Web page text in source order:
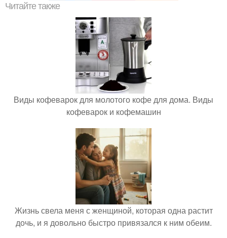
Читайте также
Виды кофеварок для молотого кофе для дома. Виды
кофеварок и кофемашин
Жизнь свела меня с женщиной, которая одна растит
дочь, и я довольно быстро привязался к ним обеим.